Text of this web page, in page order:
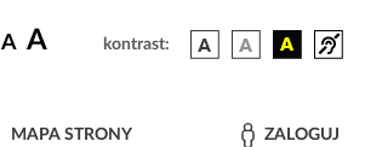
A A kontrast:
MAPA STRONY ZALOGUJ